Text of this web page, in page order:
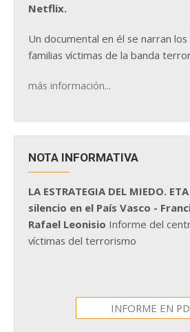
Netflix.
Un documental en él se narran
familias víctimas de la banda
más información...
NOTA INFORMATIVA
LA ESTRATEGIA DEL MIEDO.
silencio en el País Vasco -
Rafael Leonisio Informe del
víctimas del terrorismo
INFORME EN